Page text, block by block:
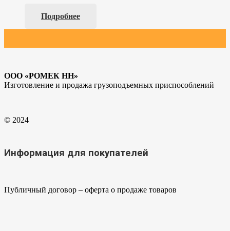
Подробнее
ООО «РОМЕК НН»
Изготовление и продажа грузоподъемных приспособлений
© 2024
Информация для покупателей
Публичный договор – оферта о продаже товаров